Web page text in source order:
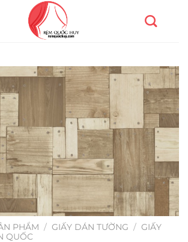
PHẨM / GIẤY DÁN TƯỜNG / GIẤY
QUỐC